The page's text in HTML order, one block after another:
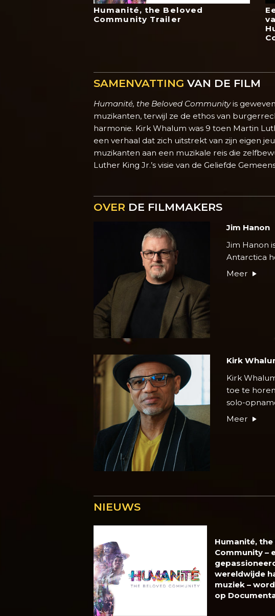
Humanité, the Beloved
Community Trailer
SAMENVATTING VAN DE FILM
Humanité, the Beloved Communityis
muzikanten, terwijl ze de ethos van
harmonie. Kirk Whalum was 9 toen Martin
een verhaal dat zich uitstrekt van zijn eigen
muzikanten aan een muzikale reis die
Luther King Jr.’s visie van de Geliefde
OVER DE FILMMAKERS
Jim Hanon
Jim Hanon
Antarctica
Meer
Kirk
Kirk
toe te
solo-
Meer
NIEUWS
Humanité, the
Community –
wereldwijde
muziek –
op